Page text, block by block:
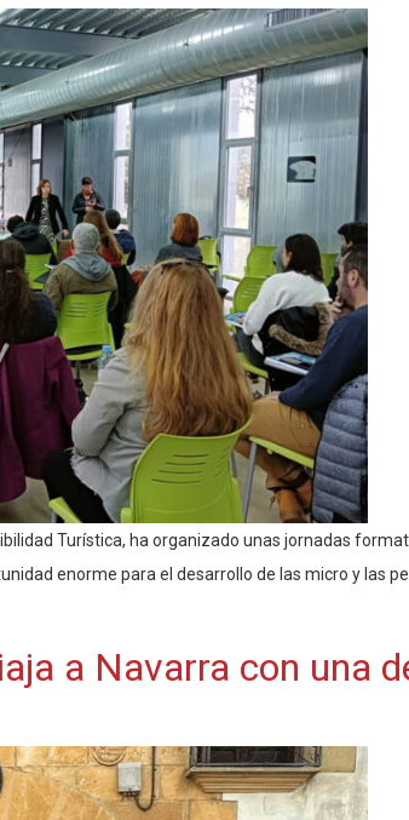
Turística, ha organizado unas jornadas
enorme para el desarrollo de las micro y las
a Navarra con una